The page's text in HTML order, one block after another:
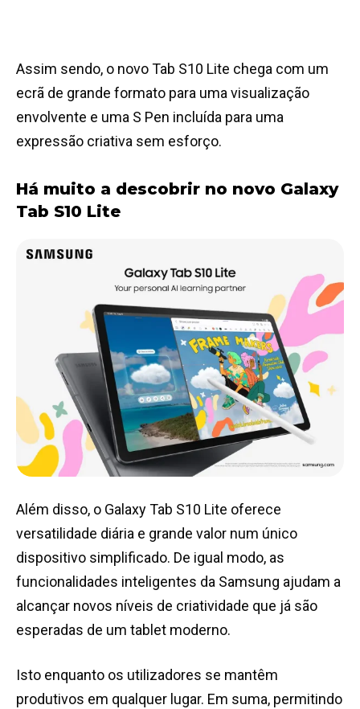
Assim sendo, o novo Tab S10 Lite chega com um
ecrã de grande formato para uma visualização
envolvente e uma S Pen incluída para uma
expressão criativa sem esforço.
Há muito a descobrir no novo Galaxy
Tab S10 Lite
Além disso, o Galaxy Tab S10 Lite oferece
versatilidade diária e grande valor num único
dispositivo simplificado. De igual modo, as
funcionalidades inteligentes da Samsung ajudam a
alcançar novos níveis de criatividade que já são
esperadas de um tablet moderno.
Isto enquanto os utilizadores se mantêm
produtivos em qualquer lugar. Em suma, permitindo